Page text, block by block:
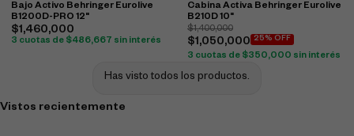
Bajo Activo Behringer Eurolive
B1200D-PRO 12"
$1,460,000
3 cuotas de $486,667 sin interés
Cabina Activa Behringer Eurolive
B210D 10"
$1,400,000
$1,050,000 25% OFF
3 cuotas de $350,000 sin interés
Has visto todos los productos.
Vistos recientemente